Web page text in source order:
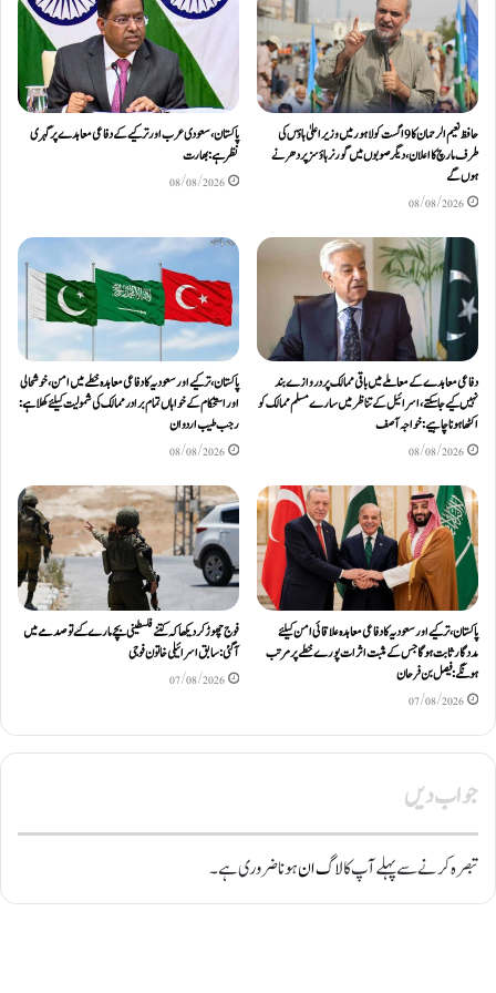
حافظ نعیم الرحمان کا 9 اگست کو لاہور میں وزیر اعلیٰ ہاؤس کی
طرف مارچ کا اعلان، دیگر صوبوں میں گورنر ہاؤسز پر دھرنے
ہوں گے
08/08/2026
پاکستان، سعودی عرب اور ترکیے کے دفاعی معاہدے پر گہری
نظر ہے: بھارت
08/08/2026
دفاعی معاہدےکے معاملے میں باقی ممالک پر دروازے بند
نہیں کیے جاسکتے، اسرائیل کے تناظر میں سارے مسلم ممالک کو
اکٹھا ہونا چاہیے: خواجہ آصف
08/08/2026
پاکستان، ترکیے اور سعودیہ کا دفاعی معاہدہ خطے میں امن، خوشحالی
اور استحکام کے خواہاں تمام برادر ممالک کی شمولیت کیلئےکھلا ہے:
رجب طیب اردوان
08/08/2026
پاکستان، ترکیے اور سعودیہ کا دفاعی معاہدہ علاقائی امن کیلئے
مددگار ثابت ہوگا جس کے مثبت اثرات پورے خطے پر مرتب
ہونگے: فیصل بن فرحان
07/08/2026
فوج چھوڑ کر دیکھا کہ کتنے فلسطینی بچے مارے گئے تو صدمے میں
آگئی: سابق اسرائیلی خاتون فوجی
07/08/2026
جواب دیں
تبصرہ کرنے سے پہلے آپ کالاگ انہونا ضروری ہے۔